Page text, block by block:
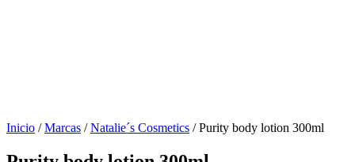
Inicio /Marcas /Natalie´s Cosmetics / Purity body lotion 300ml